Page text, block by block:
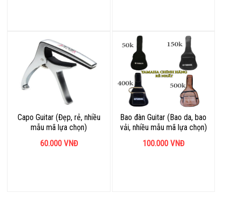
Capo Guitar (Đẹp, rẻ, nhiều
mẫu mã lựa chọn)
60.000VNĐ
Bao đàn Guitar (Bao da, bao
vải, nhiều mẫu mã lựa chọn)
100.000VNĐ